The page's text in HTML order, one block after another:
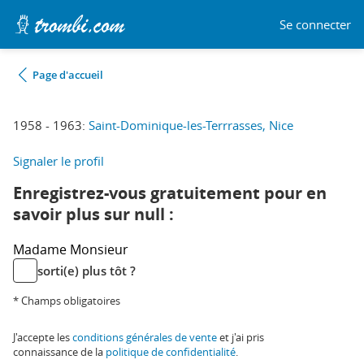
Se connecter
Page d'accueil
1958 - 1963: Saint-Dominique-les-Terrrasses, Nice
Signaler le profil
Enregistrez-vous gratuitement pour en
savoir plus sur null :
Madame Monsieur
sorti(e) plus tôt ?
* Champs obligatoires
J'accepte lesconditions générales de venteet j'ai pris
connaissance de la politique de confidentialité.